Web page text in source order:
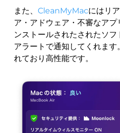
また、 CleanMyMacにはリ
ア・アドウェア・不審なア
ンストールされたされたソ
アラートで通知してくれま
れており高性能です。